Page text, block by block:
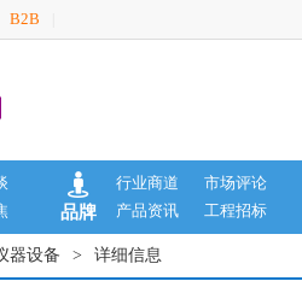
B2B
品牌
行业商道
市场评论
产品资讯
工程招标
器设备 > 详细信息